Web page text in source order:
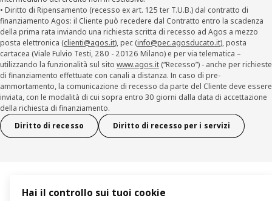
• Diritto di Ripensamento (recesso ex art. 125 ter T.U.B.) dal contratto di
finanziamento Agos: il Cliente può recedere dal Contratto entro la scadenza
della prima rata inviando una richiesta scritta di recesso ad Agos a mezzo
posta elettronica (clienti@agos.it), pec (info@pec.agosducato.it), posta
cartacea (Viale Fulvio Testi, 280 - 20126 Milano) e per via telematica –
utilizzando la funzionalità sul sito www.agos.it (“Recesso”) - anche per richieste
di finanziamento effettuate con canali a distanza. In caso di pre-
ammortamento, la comunicazione di recesso da parte del Cliente deve essere
inviata, con le modalità di cui sopra entro 30 giorni dalla data di accettazione
della richiesta di finanziamento.
Diritto di recesso
Diritto di recesso per i servizi
Hai il controllo sui tuoi cookie